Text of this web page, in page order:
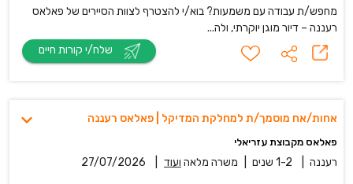
מחפש/ת עבודה עם משמעות? בוא/י להצטרף לצוות הסיירים של פאלאס
רעננה – דיור מוגן יוקרתי, ולה...
אחות/אח מוסמך/ת למחלקת המדיקל | פאלאס רעננה
פאלאס מקבוצת עזריאלי
רעננה 1-2 שנים משרה מלאה ועוד 27/07/2026